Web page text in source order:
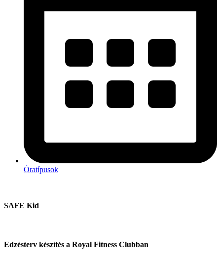
Óratípusok
SAFE Kid
Edzésterv készítés a Royal Fitness Clubban